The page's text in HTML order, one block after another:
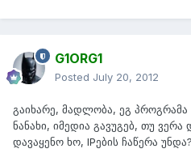
G1ORG1
Posted July 20, 2012
გაიხარე, მადლობა, ეგ
ნანახი, იმედია გავუგებ, თუ
დავაყენო ხო, IPების ჩაწერა